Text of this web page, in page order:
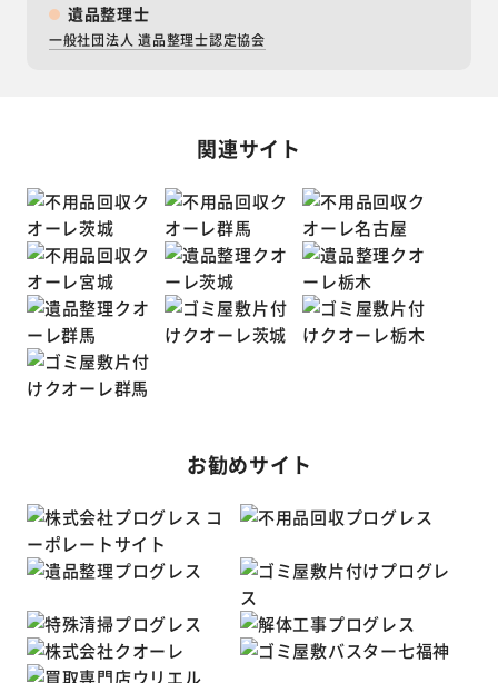
遺品整理士
一般社団法人 遺品整理士認定協会
関連サイト
お勧めサイト